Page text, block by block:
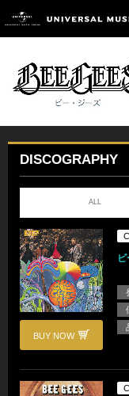
DISCOGRAPHY
ALL
BUY NOW